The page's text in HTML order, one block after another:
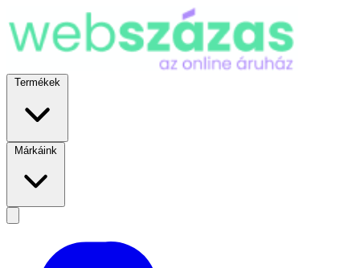
Termékek
Márkáink